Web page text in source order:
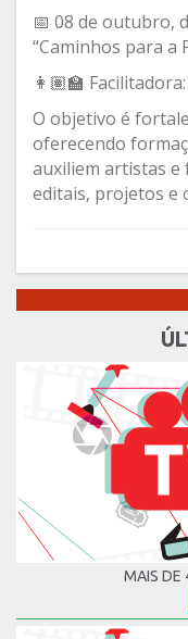
📅 08 de outubro,
“Caminhos para a
👩🏽‍🏫
O objetivo é
oferecendo
auxiliem artistas e
editais, projetos e
MAIS DE